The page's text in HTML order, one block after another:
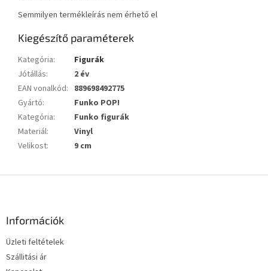
Semmilyen termékleírás nem érhető el
Kiegészítő paraméterek
Kategória:
Figurák
Jótállás:
2 év
EAN vonalkód: 889698492775
Gyártó:
Funko POP!
Kategória:
Funko figurák
Materiál:
Vinyl
Velikost: 9 cm
Információk
Üzleti feltételek
Szállitási ár